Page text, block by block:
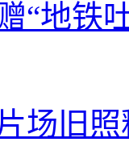
“地铁
场旧